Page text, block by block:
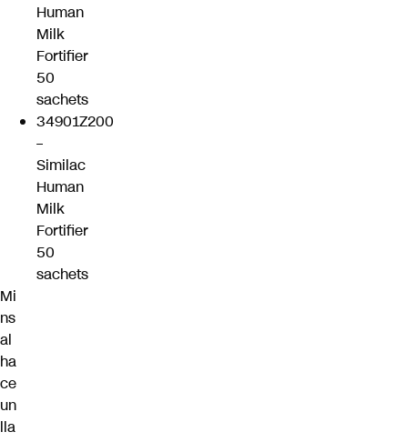
Human
Milk
Fortifier
50
sachets
34901Z200
–
Similac
Human
Milk
Fortifier
50
sachets
Mi
ns
al
ha
ce
un
lla